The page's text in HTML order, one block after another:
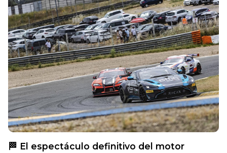
🏁 El espectáculo definitivo del motor